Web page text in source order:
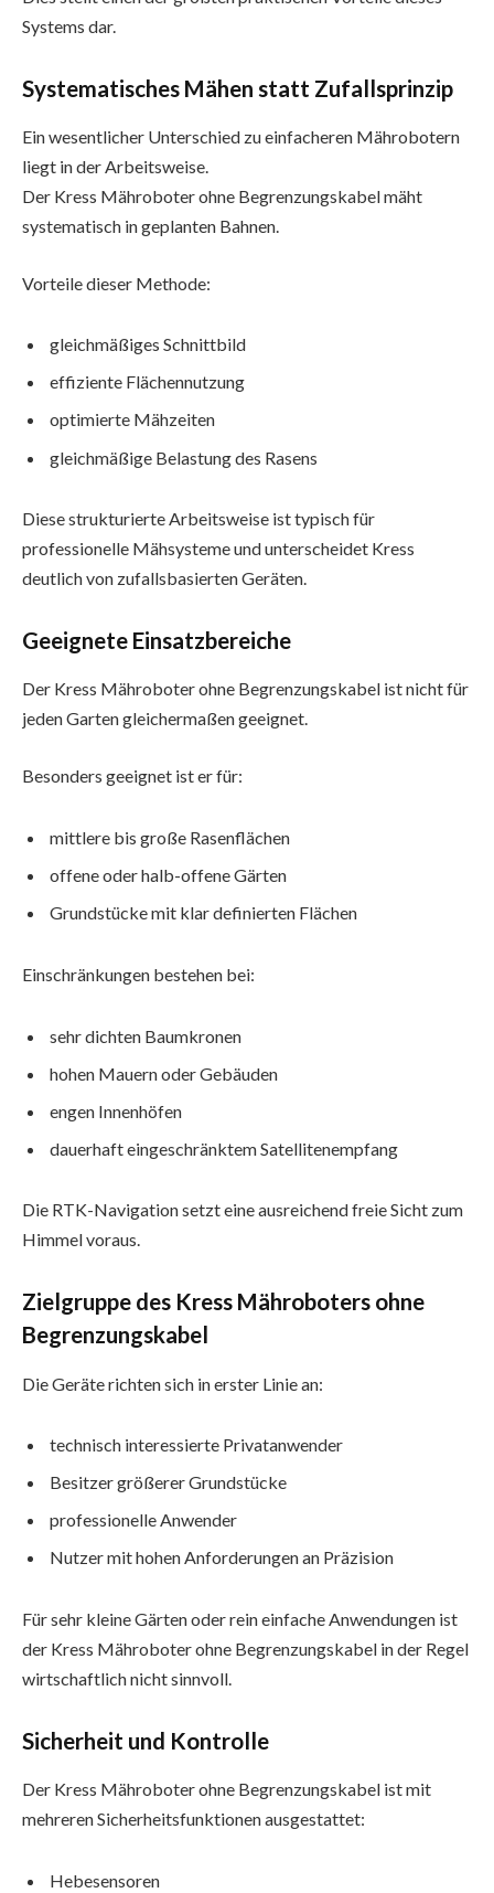
Systems dar.
Systematisches Mähen statt Zufallsprinzip
Ein wesentlicher Unterschied zu einfacheren Mährobotern
liegt in der Arbeitsweise.
Der Kress Mähroboter ohne Begrenzungskabel mäht
systematisch in geplanten Bahnen.
Vorteile dieser Methode:
gleichmäßiges Schnittbild
effiziente Flächennutzung
optimierte Mähzeiten
gleichmäßige Belastung des Rasens
Diese strukturierte Arbeitsweise ist typisch für
professionelle Mähsysteme und unterscheidet Kress
deutlich von zufallsbasierten Geräten.
Geeignete Einsatzbereiche
Der Kress Mähroboter ohne Begrenzungskabel ist nicht für
jeden Garten gleichermaßen geeignet.
Besonders geeignet ist er für:
mittlere bis große Rasenflächen
offene oder halb-offene Gärten
Grundstücke mit klar definierten Flächen
Einschränkungen bestehen bei:
sehr dichten Baumkronen
hohen Mauern oder Gebäuden
engen Innenhöfen
dauerhaft eingeschränktem Satellitenempfang
Die RTK-Navigation setzt eine ausreichend freie Sicht zum
Himmel voraus.
Zielgruppe des Kress Mähroboters ohne
Begrenzungskabel
Die Geräte richten sich in erster Linie an:
technisch interessierte Privatanwender
Besitzer größerer Grundstücke
professionelle Anwender
Nutzer mit hohen Anforderungen an Präzision
Für sehr kleine Gärten oder rein einfache Anwendungen ist
der Kress Mähroboter ohne Begrenzungskabel in der Regel
wirtschaftlich nicht sinnvoll.
Sicherheit und Kontrolle
Der Kress Mähroboter ohne Begrenzungskabel ist mit
mehreren Sicherheitsfunktionen ausgestattet:
Hebesensoren